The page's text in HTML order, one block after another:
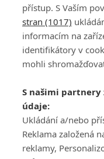
DISKUZE
Šéfredaktorkou webu je
Máte-li zájem o
Ochrana osobních údajů|
přístup. S Vaším
stran (1017)
informacím na
identifikátory v
mohli
S našimi
údaje:
Ukládání a/nebo
Reklama založená
reklamy,